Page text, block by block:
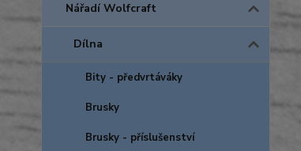
Nářadí Wolfcraft
Dílna
Bity - předvrtáváky
Brusky
Brusky - příslušenství